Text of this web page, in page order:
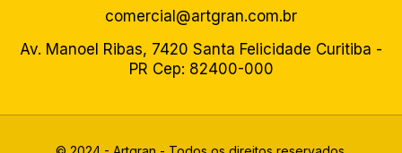
comercial@artgran.com.br
Av. Manoel Ribas, 7420 Santa Felicidade Curitiba -
PR Cep: 82400-000